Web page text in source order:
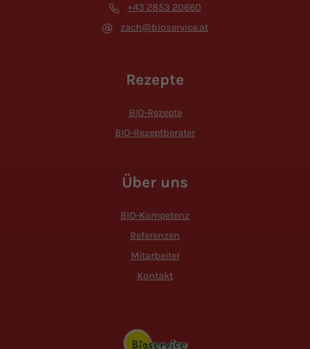
+43 2853 20660
zach@bioservice.at
Rezepte
BIO-Rezepte
BIO-Rezeptberater
Über uns
BIO-Kompetenz
Referenzen
Mitarbeiter
Kontakt